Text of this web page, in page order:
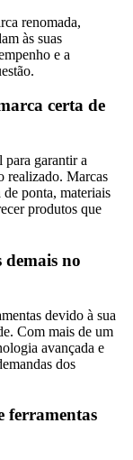
renomada,
às suas
e a
certa de
para garantir a
realizado. Marcas
ponta, materiais
produtos que
demais no
devido à sua
Com mais de um
avançada e
dos
ferramentas